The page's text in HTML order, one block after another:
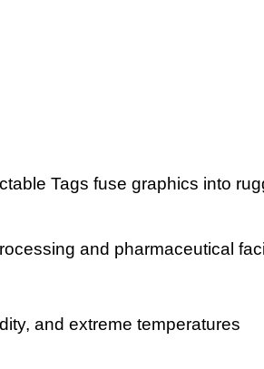
Tags fuse graphics into
and pharmaceutical
and extreme temperatures